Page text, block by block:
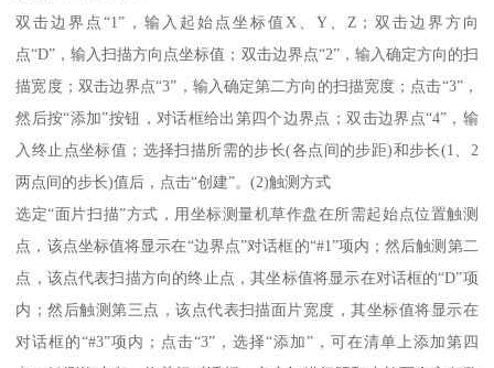
双击边界点“1”，输入起始点坐标值X、Y、Z；双击边界方向
点“D”，输入扫描方向点坐标值；双击边界点“2”，输入确定方向的扫
描宽度；双击边界点“3”，输入确定第二方向的扫描宽度；点击“3”，
然后按“添加”按钮，对话框给出第四个边界点；双击边界点“4”，输
入终止点坐标值；选择扫描所需的步长(各点间的步距)和步长(1、2
两点间的步长)值后，点击“创建”。(2)触测方式
选定“面片扫描”方式，用坐标测量机草作盘在所需起始点位置触测
点，该点坐标值将显示在“边界点”对话框的“#1”项内；然后触测第二
点，该点代表扫描方向的终止点，其坐标值将显示在对话框的“D”项
内；然后触测第三点，该点代表扫描面片宽度，其坐标值将显示在
对话框的“#3”项内；点击“3”，选择“添加”，可在清单上添加第四